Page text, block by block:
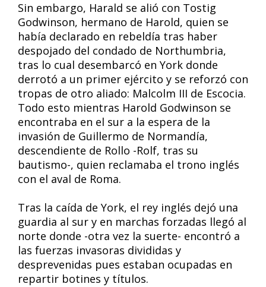
Sin embargo, Harald se alió con Tostig
Godwinson, hermano de Harold, quien se
había declarado en rebeldía tras haber
despojado del condado de Northumbria,
tras lo cual desembarcó en York donde
derrotó a un primer ejército y se reforzó con
tropas de otro aliado: Malcolm III de Escocia.
Todo esto mientras Harold Godwinson se
encontraba en el sur a la espera de la
invasión de Guillermo de Normandía,
descendiente de Rollo -Rolf, tras su
bautismo-, quien reclamaba el trono inglés
con el aval de Roma.
Tras la caída de York, el rey inglés dejó una
guardia al sur y en marchas forzadas llegó al
norte donde -otra vez la suerte- encontró a
las fuerzas invasoras divididas y
desprevenidas pues estaban ocupadas en
repartir botines y títulos.